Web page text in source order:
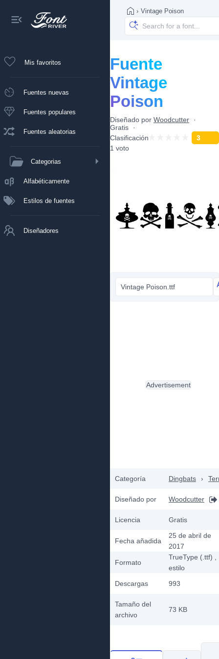
Mis favoritos
Fuentes nuevas
Fuentes populares
Fuentes aleatorias
Categorias
Alfabéticamente
Estilos de fuentes
Diseñadores
› Vintage Poison
Fuente
Vintage
Poison
Diseñado por Woodcutter
Gratis
Clasificación
3
1 voto
Vintage Poison.ttf
Categoría Dingbats ›
Diseñado por Woodcutter
Licencia Gratis
Fecha añadida
25 de abril de
2017
Formato
TrueType (.ttf)
estilo
Descargas
993
Tamaño del
archivo
73 KB
Advertisement